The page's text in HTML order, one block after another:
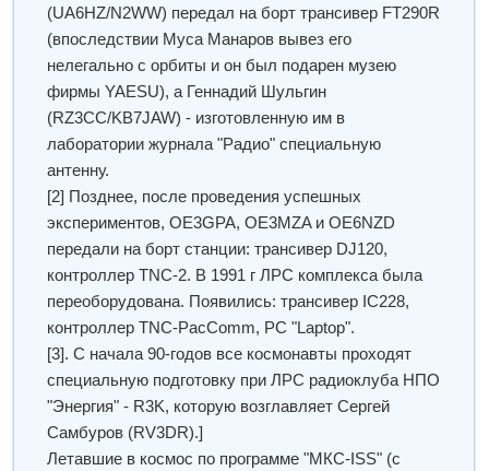
(UA6HZ/N2WW) передал на борт трансивер FT290R
(впоследствии Муса Манаров вывез его
нелегально с орбиты и он был подарен музею
фирмы YAESU), а Геннадий Шульгин
(RZ3CC/KB7JAW) - изготовленную им в
лаборатории журнала "Радио" специальную
антенну.
[2] Позднее, после проведения успешных
экспериментов, OE3GPA, OE3MZA и OE6NZD
передали на борт станции: трансивер DJ120,
контроллер TNC-2. В 1991 г ЛРС комплекса была
переоборудована. Появились: трансивер IC228,
контроллер TNC-PacComm, PC "Laptop".
[3]. С начала 90-годов все космонавты проходят
специальную подготовку при ЛРС радиоклуба НПО
"Энергия" - R3K, которую возглавляет Сергей
Самбуров (RV3DR).]
Летавшие в космос по программе "МКС-ISS" (с